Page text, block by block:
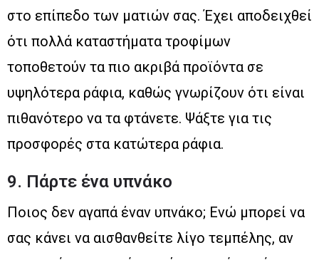
στο επίπεδο των ματιών σας. Έχει αποδειχθεί
ότι πολλά καταστήματα τροφίμων
τοποθετούν τα πιο ακριβά προϊόντα σε
υψηλότερα ράφια, καθώς γνωρίζουν ότι είναι
πιθανότερο να τα φτάνετε. Ψάξτε για τις
προσφορές στα κατώτερα ράφια.
9. Πάρτε ένα υπνάκο
Ποιος δεν αγαπά έναν υπνάκο; Ενώ μπορεί να
σας κάνει να αισθανθείτε λίγο τεμπέλης, αν